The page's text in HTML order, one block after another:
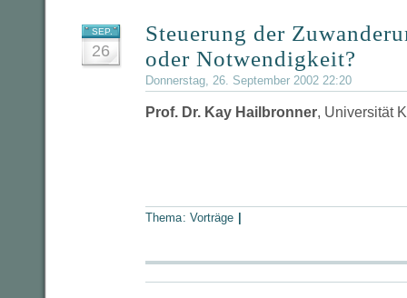
SEP.
26
Steuerung der
oder Notwendigkeit?
Donnerstag, 26. September 2002 22:20
Prof. Dr. Kay Hailbronner, Universität
Thema: Vorträge